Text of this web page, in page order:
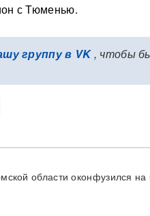
с Тюменью.
группу в VK, чтобы
области оконфузился